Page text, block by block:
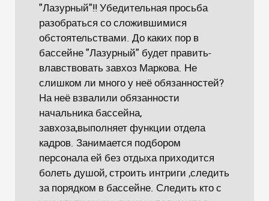
"Лазурный"!! Убедительная просьба
разобраться со сложившимися
обстоятельствами. До каких пор в
бассейне "Лазурный" будет править-
влавствовать завхоз Маркова. Не
слишком ли много у неё обязанностей?
На неё взвалили обязанности
начальника бассейна,
завхоза,выполняет функции отдела
кадров. Занимается подбором
персонала ей без отдыха приходится
болеть душой, строить интриги ,следить
за порядком в бассейне. Следить кто с